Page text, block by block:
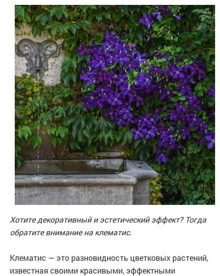
Хотите декоративный и эстетический эффект? Тогда
обратите внимание на клематис.
Клематис — это разновидность цветковых растений,
известная своими красивыми, эффектными